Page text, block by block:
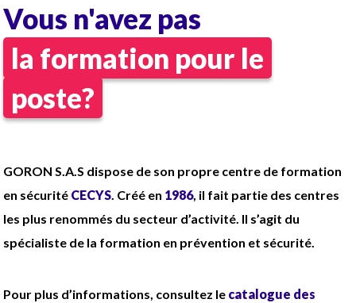
Carte professionnelle APS, SST, HOBO
obligatoire
Tenue complète fournie
Vous n'avez pas
la formation pour le
poste?
GORON S.A.S dispose de son propre centre de formation
en sécurité CECYS. Créé en 1986, il fait partie des centres
les plus renommés du secteur d’activité. Il s’agit du
spécialiste de la formation en prévention et sécurité.
Pour plus d’informations, consultez le catalogue des